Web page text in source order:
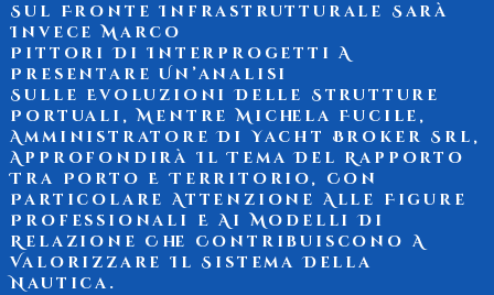
Sul Fronte Infrastrutturale Sarà
InveceMarco
Pittori DiInterprogetti A
Presentare Un’analisi
Sulle Evoluzioni Delle Strutture
Portuali , MentreMichela Fucile ,
Amministratore DiYacht Broker Srl ,
Approfondirà Il Tema Del Rapporto
Tra Porto E Territorio, Con
Particolare Attenzione Alle Figure
Professionali E Ai Modelli Di
Relazione Che Contribuiscono A
Valorizzare Il Sistema Della
Nautica.